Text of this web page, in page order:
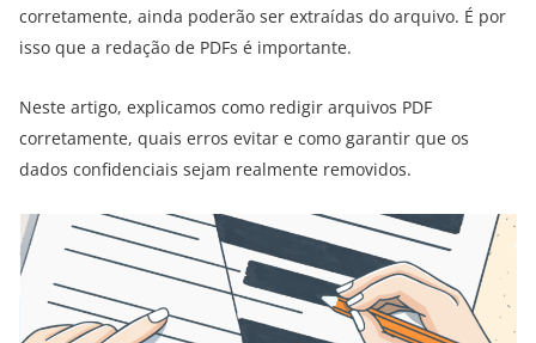
corretamente, ainda poderão ser extraídas do arquivo. É por
isso que a redação de PDFs é importante.
Neste artigo, explicamos como redigir arquivos PDF
corretamente, quais erros evitar e como garantir que os
dados confidenciais sejam realmente removidos.